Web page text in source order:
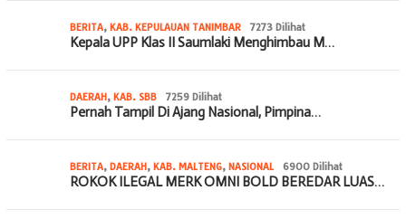
BERITA, KAB. KEPULAUAN TANIMBAR 7273 Dilihat
Kepala UPP Klas II Saumlaki Menghimbau M…
DAERAH, KAB. SBB 7259 Dilihat
Pernah Tampil Di Ajang Nasional, Pimpina…
BERITA, DAERAH, KAB. MALTENG, NASIONAL 6900 Dilihat
ROKOK ILEGAL MERK OMNI BOLD BEREDAR LUAS…